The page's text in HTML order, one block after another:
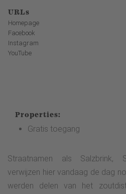
URLs
Homepage
Facebook
Instagram
YouTube
Properties:
Gratis toegang
Straatnamen als Salzbrink,
verwijzen hier vandaag de dag
werden delen van het